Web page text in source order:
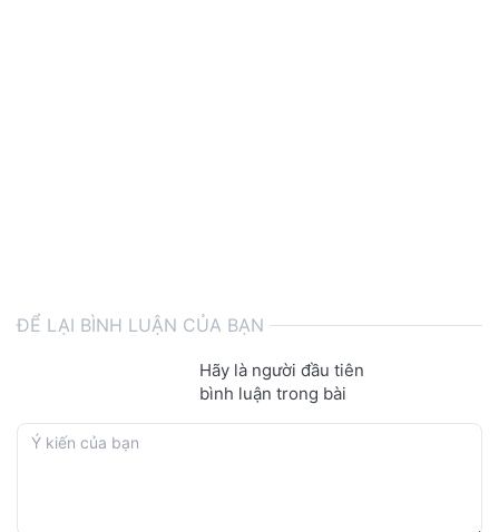
ĐỂ LẠI BÌNH LUẬN CỦA BẠN
Hãy là người đầu tiên
bình luận trong bài